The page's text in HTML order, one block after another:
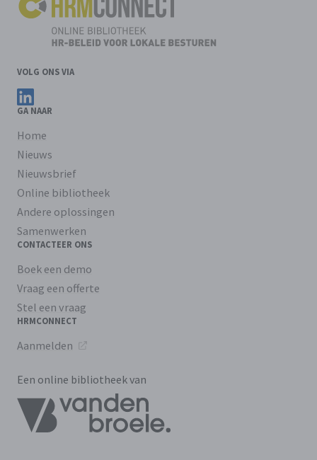
VOLG ONS VIA
Volg ons op LinkedIn
GA NAAR
Home
Nieuws
Nieuwsbrief
Online bibliotheek
Andere oplossingen
Samenwerken
CONTACTEER ONS
Boek een demo
Vraag een offerte
Stel een vraag
HRMCONNECT
Aanmelden
Een online bibliotheek van